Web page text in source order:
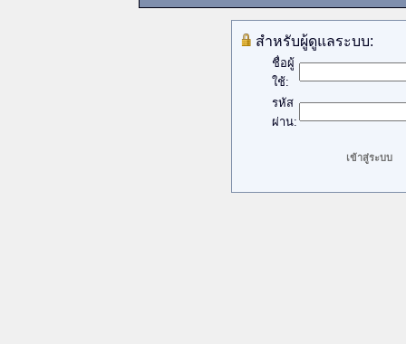
สำหรับผู้ดูแลระบบ:
ชื่อผู้
ใช้:
รหัส
ผ่าน: